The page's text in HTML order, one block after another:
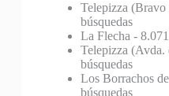
Telepizza
búsquedas
La Flecha -
Telepizza (Avda.
búsquedas
Los Borrachos
búsquedas